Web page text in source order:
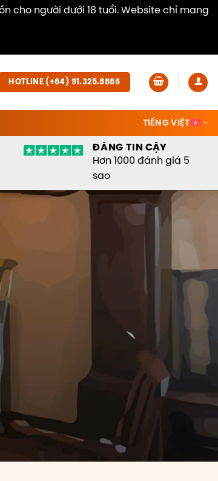
cho người dưới 18 tuổi. Website chỉ mang
HOTLINE (+84) 91.325.8886
TIẾNG VIỆT
ĐÁNG TIN CẬY
Hơn 1000 đánh giá 5
sao